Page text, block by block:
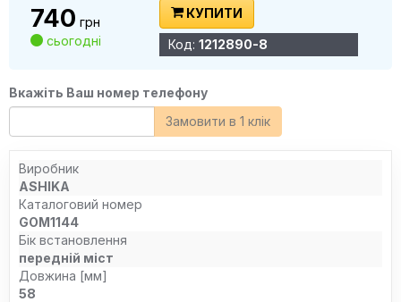
740 грн
сьогодні
КУПИТИ
Код: 1212890-8
Вкажіть Ваш номер телефону
Замовити в 1 клік
Виробник
ASHIKA
Каталоговий номер
GOM1144
Бік встановлення
передній міст
Довжина [мм]
58